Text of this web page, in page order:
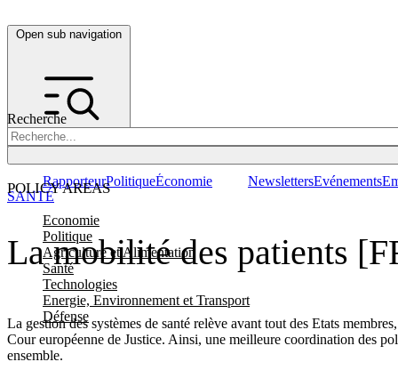
Open sub navigation
Recherche
POLICY AREAS
Economie
Politique
Agriculture et Alimentation
Santé
Technologies
Energie, Environnement et Transport
Défense
RapporteurPolitiqueÉconomie NewslettersEvénements
La mobilité des patients
La gestion des systèmes de santé relève avant tout des Etats
Cour européenne de Justice. Ainsi, une meilleure coordination des
ensemble.
SANTÉ